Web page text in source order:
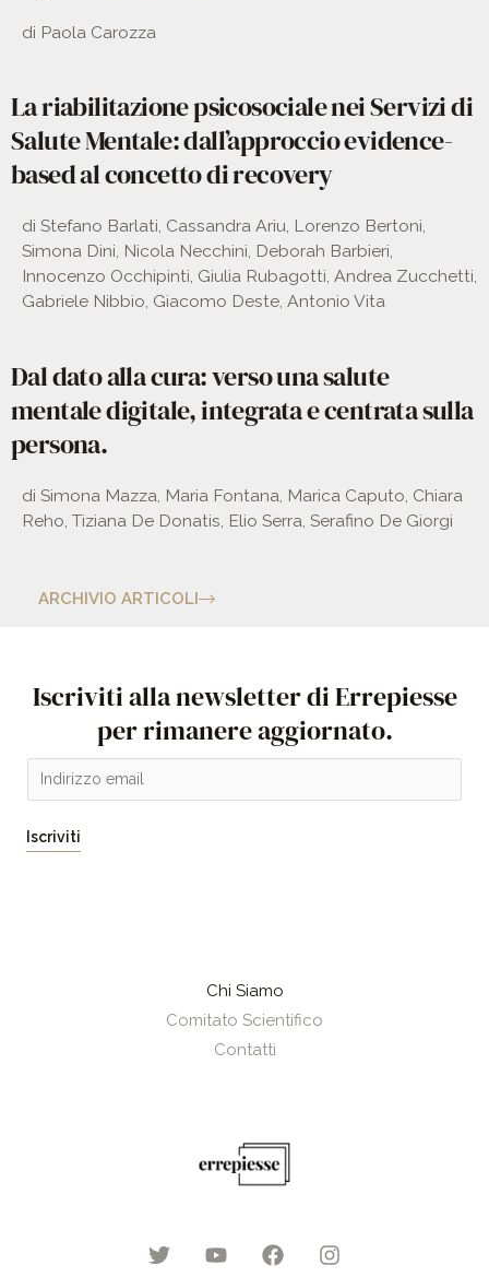
di Paola Carozza
La riabilitazione psicosociale nei Servizi di
Salute Mentale: dall’approccio evidence-
based al concetto di recovery
di Stefano Barlati, Cassandra Ariu, Lorenzo Bertoni,
Simona Dini, Nicola Necchini, Deborah Barbieri,
Innocenzo Occhipinti, Giulia Rubagotti, Andrea Zucchetti,
Gabriele Nibbio, Giacomo Deste, Antonio Vita
Dal dato alla cura: verso una salute
mentale digitale, integrata e centrata sulla
persona.
di Simona Mazza, Maria Fontana, Marica Caputo, Chiara
Reho, Tiziana De Donatis, Elio Serra, Serafino De Giorgi
ARCHIVIO ARTICOLI
Iscriviti alla newsletter di Errepiesse
per rimanere aggiornato.
m
a
i
Iscriviti
Chi Siamo
Comitato Scientifico
Contatti